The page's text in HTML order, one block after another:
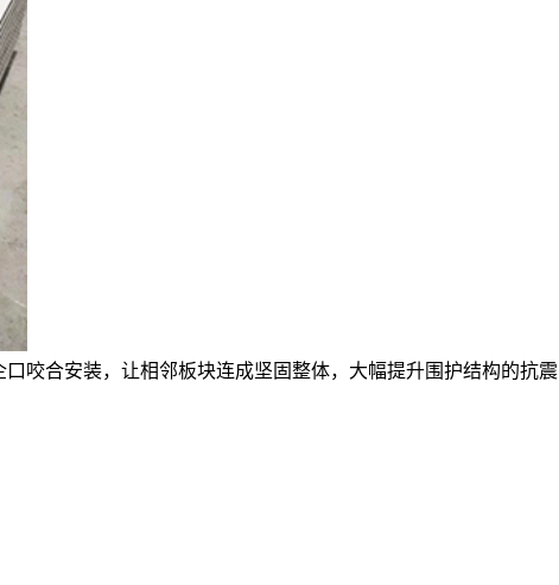
口咬合安装，让相邻板块连成坚固整体，大幅提升围护结构的抗震